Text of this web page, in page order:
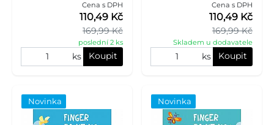
Cena s DPH
169,99 Kč
110,49 Kč
poslední 2 ks
ks Koupit
Cena s DPH
169,99 Kč
110,49 Kč
Skladem u dodavatele
ks Koupit
Novinka Novinka